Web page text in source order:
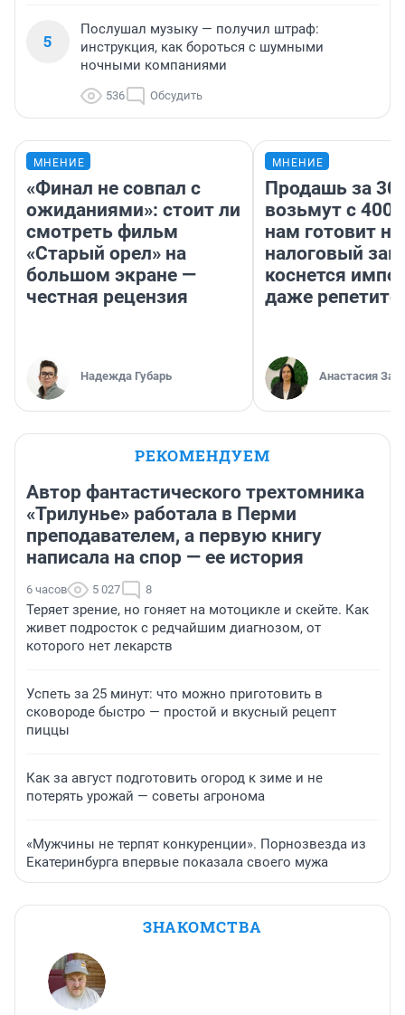
5
Послушал музыку — получил штраф:
инструкция, как бороться с шумными
ночными компаниями
536 Обсудить
МНЕНИЕ
«Финал не совпал с
ожиданиями»: стоит ли
смотреть фильм
«Старый орел» на
большом экране —
честная рецензия
Надежда Губарь
МНЕНИЕ
Продашь за
возьмут с
нам готовит
налоговый
коснется
даже
Анастасия
РЕКОМЕНДУЕМ
Автор фантастического трехтомника
«Трилунье» работала в Перми
преподавателем, а первую книгу
написала на спор — ее история
6 часов 5 027 8
Теряет зрение, но гоняет на мотоцикле и скейте. Как
живет подросток с редчайшим диагнозом, от
которого нет лекарств
Успеть за 25 минут: что можно приготовить в
сковороде быстро — простой и вкусный рецепт
пиццы
Как за август подготовить огород к зиме и не
потерять урожай — советы агронома
«Мужчины не терпят конкуренции». Порнозвезда из
Екатеринбурга впервые показала своего мужа
ЗНАКОМСТВА